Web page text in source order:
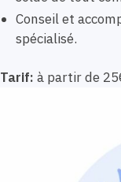
Conseil et
spécialisé.
Tarif: à partir de